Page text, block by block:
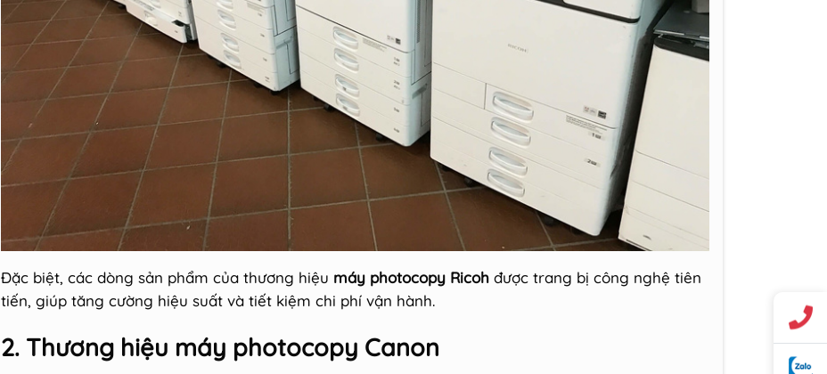
Đặc biệt, các dòng sản phẩm của thương hiệu máy photocopy Ricoh được trang bị công nghệ tiên
tiến, giúp tăng cường hiệu suất và tiết kiệm chi phí vận hành.
2. Thương hiệu máy photocopy Canon